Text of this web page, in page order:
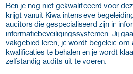
Ben je nog niet gekwalificeerd voor
krijgt vanuit Kiwa intensieve
auditors die gespecialiseerd zijn in
informatiebeveiligingssystemen. Jij
vakgebied leren, je wordt begeleid om
kwalificaties te behalen en je wordt
zelfstandig audits uit te voeren.